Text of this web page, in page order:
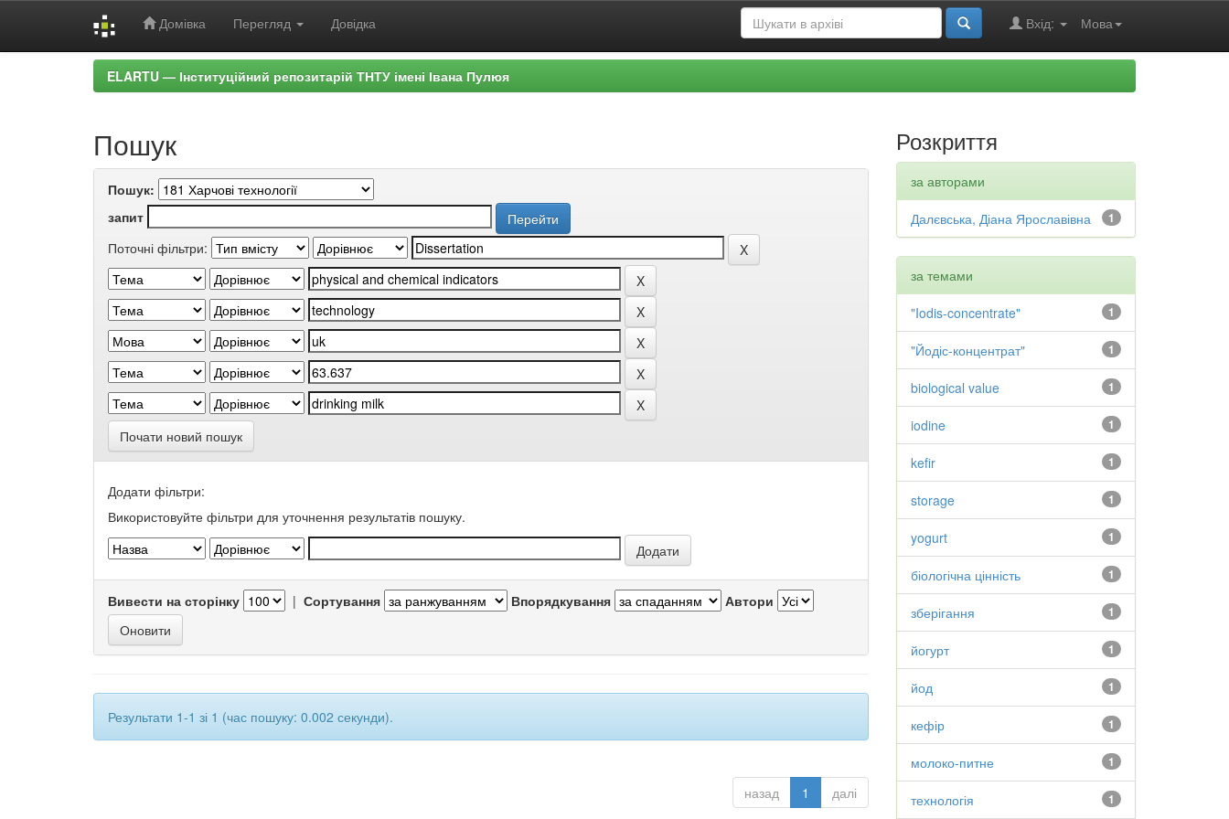
Домівка Перегляд Довідка Мова
Вхід:
ELARTU — Інституційний репозитарій ТНТУ імені Івана Пулюя
Пошук
Пошук:
запит
Поточні фільтри:
Почати новий пошук
Додати фільтри:
Використовуйте фільтри для уточнення результатів пошуку.
Вивести на сторінку | Сортування Впорядкування Автори
Результати 1-1 зі 1 (час пошуку: 0.002 секунди).
назад 1 далі
Розкриття
за авторами
1
Далєвська, Діана Ярославівна
за темами
1
"Iodis-concentrate"
1
"Йодіс-концентрат"
1
biological value
1
iodine
1
kefir
1
storage
1
yogurt
1
біологічна цінність
1
зберігання
1
йогурт
1
йод
1
кефір
1
молоко-питне
1
технологія